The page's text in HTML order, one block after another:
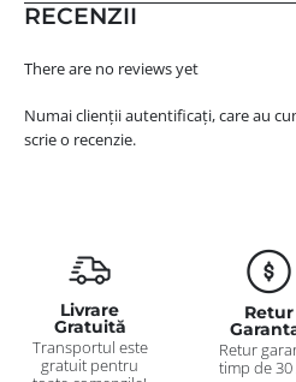
RECENZII
There are no reviews yet
Numai clienții autentificați, care au
scrie o recenzie.
Livrare
Gratuită
Transportul este
gratuit pentru
Retur
Retur
timp de 30